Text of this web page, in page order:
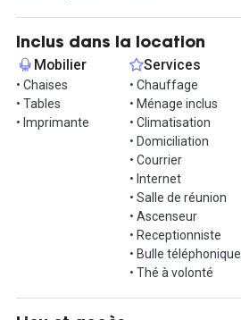
Informations complémentaires
travail
Deux salles en complément.
Mozart : petite capacité, lumière
réservation souple avec réduction last-
Diva : format modulable, jusqu’à 20
audio intégrés, remise résidents et
Inclus dans la location
Mobilier
• Chaises
• Tables
• Imprimante
Services
• Chauffage
• Ménage inclus
• Climatisation
• Domiciliation
• Courrier
• Internet
• Salle de réunion
• Ascenseur
• Receptionniste
• Bulle téléphonique
• Thé à volonté